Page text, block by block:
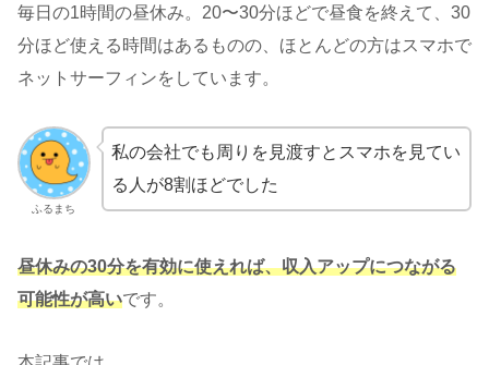
毎日の1時間の昼休み。20〜30分ほどで昼食を終えて、30
分ほど使える時間はあるものの、ほとんどの方はスマホで
ネットサーフィンをしています。
ふるまち
私の会社でも周りを見渡すとスマホを見てい
る人が8割ほどでした
昼休みの30分を有効に使えれば、収入アップにつながる
可能性が高いです。